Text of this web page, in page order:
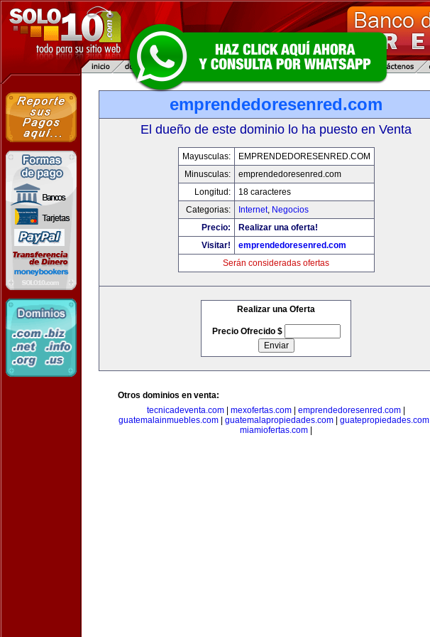
emprendedoresenred.com
El dueño de este dominio lo ha puesto en Venta
Mayusculas:
EMPRENDEDORESENRED.COM
Minusculas:
emprendedoresenred.com
Longitud:
18 caracteres
Categorias:
Internet, Negocios
Precio:
Realizar una oferta!
Visitar!
emprendedoresenred.com
Serán consideradas ofertas
Realizar una Oferta
Precio Ofrecido $
Otros dominios en venta:
tecnicadeventa.com
mexofertas.com emprendedoresenred.com
guatemalainmuebles.com
guatemalapropiedades.com guatepropiedades.com
miamiofertas.com